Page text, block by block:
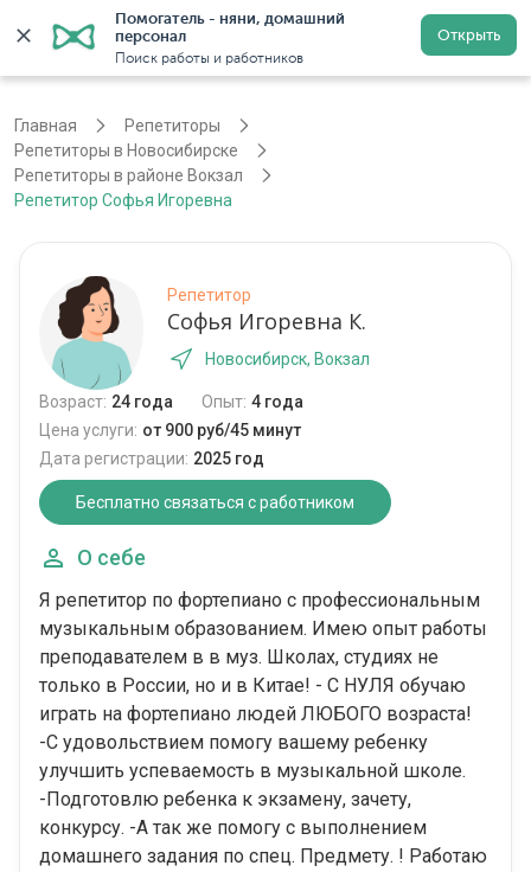
Помогатель - няни, домашний
персонал
Поиск работы и работников
Открыть
Новосибирск Регистрация
Главная
Репетиторы
Репетиторы в Новосибирске
Репетиторы в районе Вокзал
Репетитор Софья Игоревна
Репетитор
Софья Игоревна К.
Новосибирск, Вокзал
Возраст: 24 года Опыт: 4 года
Цена услуги: от 900 руб/45 минут
Дата регистрации: 2025 год
Бесплатно связаться с работником
О себе
Я репетитор по фортепиано с профессиональным
музыкальным образованием. Имею опыт работы
преподавателем в в муз. Школах, студиях не
только в России, но и в Китае! - С НУЛЯ обучаю
играть на фортепиано людей ЛЮБОГО возраста!
-С удовольствием помогу вашему ребенку
улучшить успеваемость в музыкальной школе.
-Подготовлю ребенка к экзамену, зачету,
конкурсу. -А так же помогу с выполнением
домашнего задания по спец. Предмету. ! Работаю